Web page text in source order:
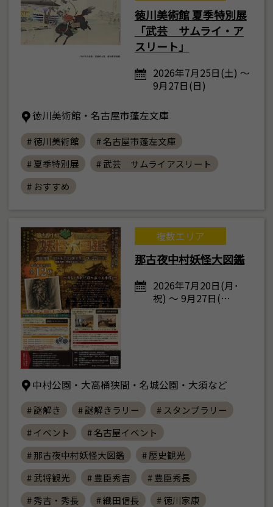
徳川美術館 夏季特別展
「武芸 サムライ・ア
スリート」
2026年7月25日(土) ～
9月27日(日)
徳川美術館・名古屋市蓬左文庫
# 徳川美術館
# 名古屋市蓬左文庫
# 夏季特別展
# 武芸 サムライアスリート
# おすすめ
複数エリア
那古夜中村妖怪大図鑑
2026年7月20日(月･
祝) ～ 9月27日(…
中村公園・大高桶狭間・名城公園・大須など
# 謎解き # 謎解きラリー
# スタンプラリー
# イベント
# 名古屋イベント
# 那古夜中村妖怪大図鑑
# 歴史観光
# 武将観光
# 豊臣秀吉
# 豊臣秀長
# 秀吉・秀長
# 織田信長
# 徳川家康